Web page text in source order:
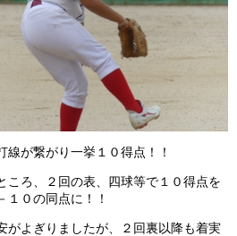
が繋がり一挙１０得点！！
ころ、２回の表、四球等で１０得点を
１０の同点に！！
がよぎりましたが、２回裏以降も着実